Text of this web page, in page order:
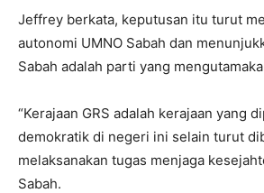
Jeffrey berkata, keputusan itu turut
autonomi UMNO Sabah dan
Sabah adalah parti yang
“Kerajaan GRS adalah kerajaan yang
demokratik di negeri ini selain turut
melaksanakan tugas menjaga
Sabah.